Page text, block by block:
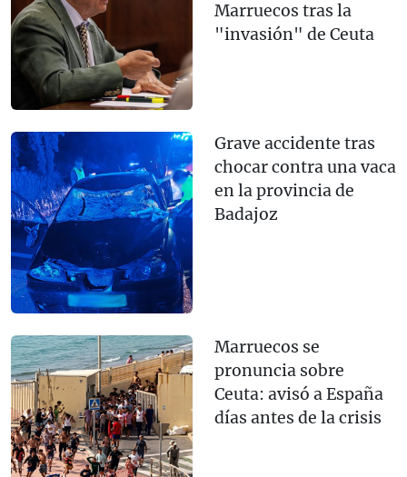
Marruecos tras la
"invasión" de Ceuta
Grave accidente tras
chocar contra una vaca
en la provincia de
Badajoz
Marruecos se
pronuncia sobre
Ceuta: avisó a España
días antes de la crisis